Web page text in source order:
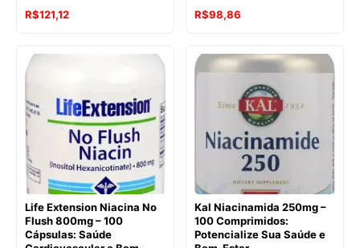
R$121,12
O
original
era:
R$114,87.
R$98,86
atual
é:
R$98,86.
Life Extension Niacina No
Flush 800mg – 100
Cápsulas: Saúde
Kal Niacinamida 250mg –
100 Comprimidos:
Potencialize Sua Saúde e